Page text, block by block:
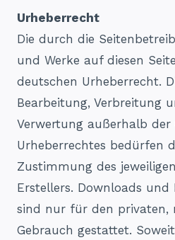
Urheberrecht
Die durch die
und Werke auf diesen
deutschen Urheberrecht.
Bearbeitung, Verbreitung
Verwertung außerhalb der
Urheberrechtes bedürfen
Zustimmung des
Erstellers. Downloads und
sind nur für den privaten,
Gebrauch gestattet.